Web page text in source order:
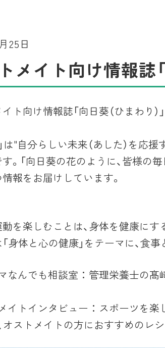
25日
メイト向け情報誌
ト向け情報誌「向日葵（ひまわり
は"自分らしい未来（あした）を
。「向日葵の花のように、皆様の
報をお届けしています。
を楽しむことは、身体を健康にす
身体と心の健康」をテーマに、食
なんでも相談室 ： 管理栄養士の
イトインタビュー ： スポーツを
オストメイトの方におすすめのレ